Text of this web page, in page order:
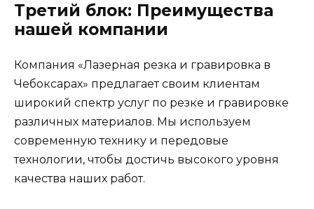
Третий блок: Преимущества
нашей компании
Компания «Лазерная резка и гравировка в
Чебоксарах» предлагает своим клиентам
широкий спектр услуг по резке и гравировке
различных материалов. Мы используем
современную технику и передовые
технологии, чтобы достичь высокого уровня
качества наших работ.